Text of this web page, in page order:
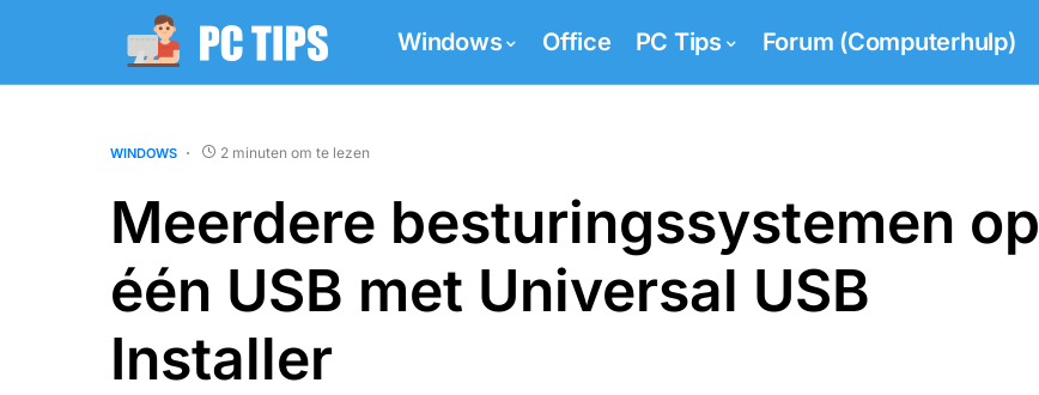
Windows Office PC Tips Forum (Computerhulp)
WINDOWS 2 minuten om te lezen
Meerdere besturingssystemen op
één USB met Universal USB
Installer